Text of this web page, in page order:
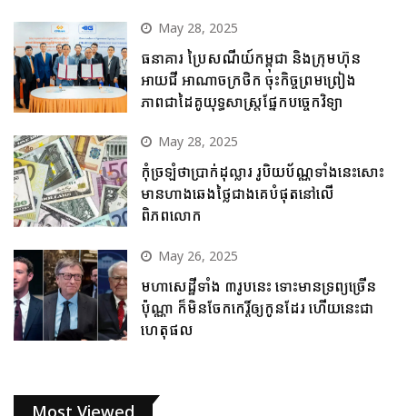
May 28, 2025
ធនាគារ ប្រៃសណីយ៍កម្ពុជា និងក្រុមហ៊ុន
អាយជី អាណាចក្រថិក ចុះកិច្ចព្រមព្រៀង
ភាពជាដៃគូយុទ្ធសាស្ត្រផ្នែកបច្ចេកវិទ្យា
May 28, 2025
កុំច្រឡំថាប្រាក់ដុល្លារ រូបិយប័ណ្ណទាំងនេះសោះ
មានហាងឆេងថ្លៃជាងគេបំផុតនៅលើ
ពិភពលោក
May 26, 2025
មហាសេដ្ឋីទាំង ៣រូបនេះ ទោះមានទ្រព្យច្រើន
ប៉ុណ្ណា ក៏មិនចែកកេរ្តិ៍ឲ្យកូនដែរ ហើយនេះជា
ហេតុផល
Most Viewed